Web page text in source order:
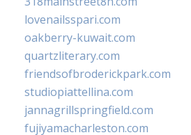
lovenailsspari.com
oakberry-kuwait.com
quartzliterary.com
friendsofbroderickpark.com
studiopiattellina.com
jannagrillspringfield.com
fujiyamacharleston.com